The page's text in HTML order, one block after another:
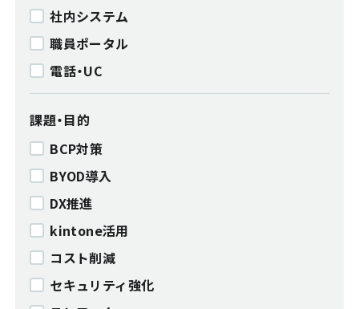
社内システム
職員ポータル
電話・UC
課題・目的
BCP対策
BYOD導入
DX推進
kintone活用
コスト削減
セキュリティ強化